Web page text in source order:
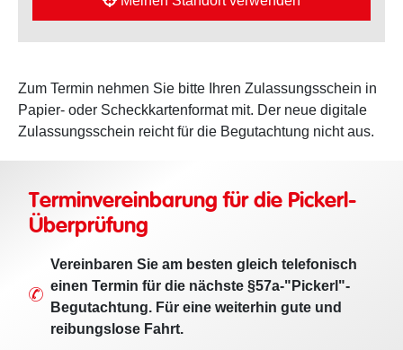
Zum Termin nehmen Sie bitte Ihren Zulassungsschein in
Papier- oder Scheckkartenformat mit. Der neue digitale
Zulassungsschein reicht für die Begutachtung nicht aus.
Terminvereinbarung für die Pickerl-
Überprüfung
Vereinbaren Sie am besten gleich telefonisch
einen Termin für die nächste §57a-"Pickerl"-
Begutachtung. Für eine weiterhin gute und
reibungslose Fahrt.